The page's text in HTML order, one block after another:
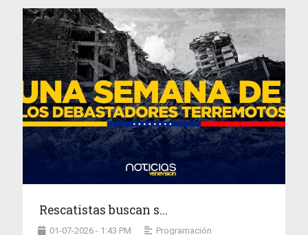
Rescatistas buscan s...
01-07-2026 - 1:43 PM Programación